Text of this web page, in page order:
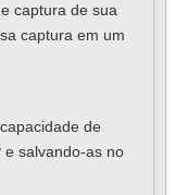
captura de sua
captura em um
de
e salvando-as no